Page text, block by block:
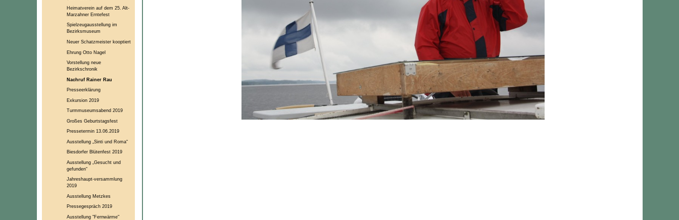
Heimatverein auf dem 25. Alt-
Marzahner Erntefest
Spielzeugausstellung im
Bezirksmuseum
Neuer Schatzmeister kooptiert
Ehrung Otto Nagel
Vorstellung neue
Bezirkschronik
Nachruf Rainer Rau
Presseerklärung
Exkursion 2019
Turmmuseumsabend 2019
Großes Geburtstagsfest
Pressetermin 13.06.2019
Ausstellung „Sinti und Roma“
Biesdorfer Blütenfest 2019
Ausstellung „Gesucht und
gefunden“
Jahreshaupt-versammlung
2019
Ausstellung Metzkes
Pressegespräch 2019
Ausstellung "Fernwärme"